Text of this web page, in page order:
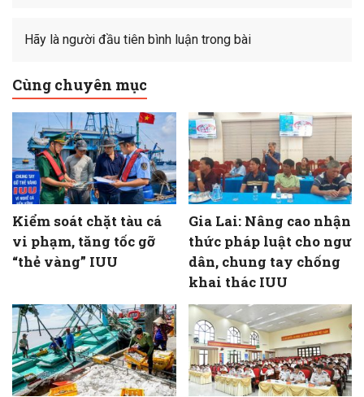
Hãy là người đầu tiên bình luận trong bài
Cùng chuyên mục
Kiểm soát chặt tàu cá
vi phạm, tăng tốc gỡ
“thẻ vàng” IUU
Gia Lai: Nâng cao nhận
thức pháp luật cho ngư
dân, chung tay chống
khai thác IUU